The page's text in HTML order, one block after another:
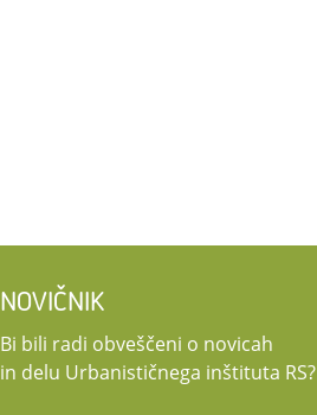
NOVIČNIK
Bi bili radi obveščeni o novicah
in delu Urbanističnega inštituta RS?